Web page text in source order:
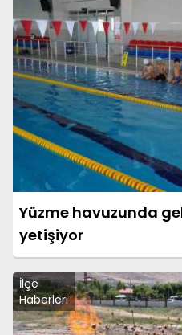
Yüzme havuzunda
yetişiyor
İlçe
Haberleri